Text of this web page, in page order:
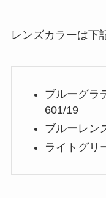
レンズカラーは下
ブルーグラ
601/19
ブルーレン
ライトグリ